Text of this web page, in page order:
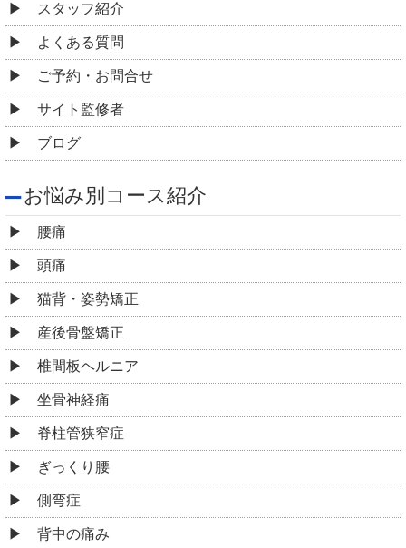
スタッフ紹介
よくある質問
ご予約・お問合せ
サイト監修者
ブログ
お悩み別コース紹介
腰痛
頭痛
猫背・姿勢矯正
産後骨盤矯正
椎間板ヘルニア
坐骨神経痛
脊柱管狭窄症
ぎっくり腰
側弯症
背中の痛み